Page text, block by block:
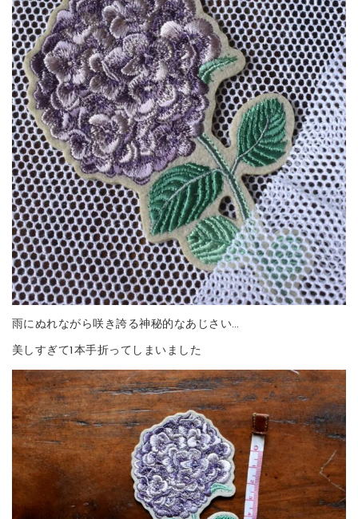
雨にぬれながら咲き誇る神秘的なあじさい…
美しすぎて1本手折ってしまいました